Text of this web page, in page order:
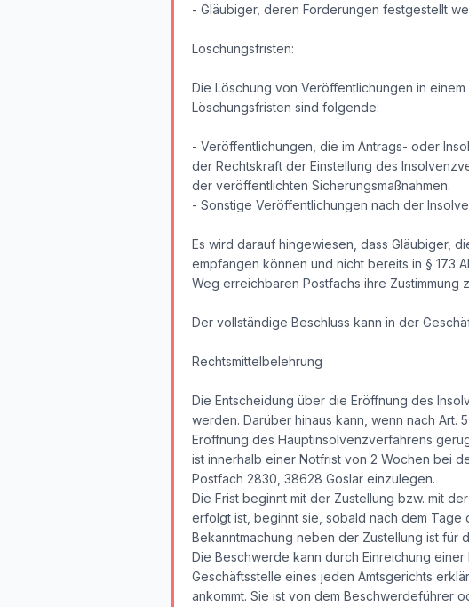
- Gläubiger, deren Forderungen festgestellt
Löschungsfristen:
Die Löschung von Veröffentlichungen in
Löschungsfristen sind folgende:
- Veröffentlichungen, die im Antrags- oder
der Rechtskraft der Einstellung des
der veröffentlichten Sicherungsmaßnahmen.
- Sonstige Veröffentlichungen nach der
Es wird darauf hingewiesen, dass Gläubiger,
empfangen können und nicht bereits in § 173
Weg erreichbaren Postfachs ihre
Der vollständige Beschluss kann in der
Rechtsmittelbelehrung
Die Entscheidung über die Eröffnung des
werden. Darüber hinaus kann, wenn nach Art.
Eröffnung des Hauptinsolvenzverfahrens
ist innerhalb einer Notfrist von 2 Wochen bei
Postfach 2830, 38628 Goslar einzulegen.
Die Frist beginnt mit der Zustellung bzw. mit
erfolgt ist, beginnt sie, sobald nach dem
Bekanntmachung neben der Zustellung ist für
Die Beschwerde kann durch Einreichung
Geschäftsstelle eines jeden Amtsgerichts
ankommt. Sie ist von dem Beschwerdeführer